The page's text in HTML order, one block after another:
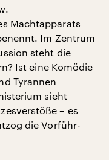
Machtapparats
Im Zentrum
steht die
Ist eine Komödie
Tyrannen
sieht
– es
die Vorführ-